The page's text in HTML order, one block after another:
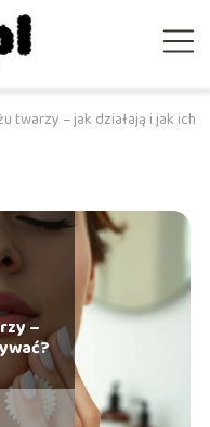
twarzy – jak działają i jak ich
–